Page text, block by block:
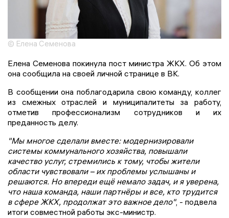
© Елена Семенова
Елена Семенова покинула пост министра ЖКХ. Об этом
она сообщила на своей личной странице в ВК.
В сообщении она поблагодарила свою команду, коллег
из смежных отраслей и муниципалитеты за работу,
отметив профессионализм сотрудников и их
преданность делу.
"Мы многое сделали вместе: модернизировали
системы коммунального хозяйства, повышали
качество услуг, стремились к тому, чтобы жители
области чувствовали – их проблемы услышаны и
решаются. Но впереди ещё немало задач, и я уверена,
что наша команда, наши партнёры и все, кто трудится
в сфере ЖКХ, продолжат это важное дело", - подвела
итоги совместной работы экс-министр.